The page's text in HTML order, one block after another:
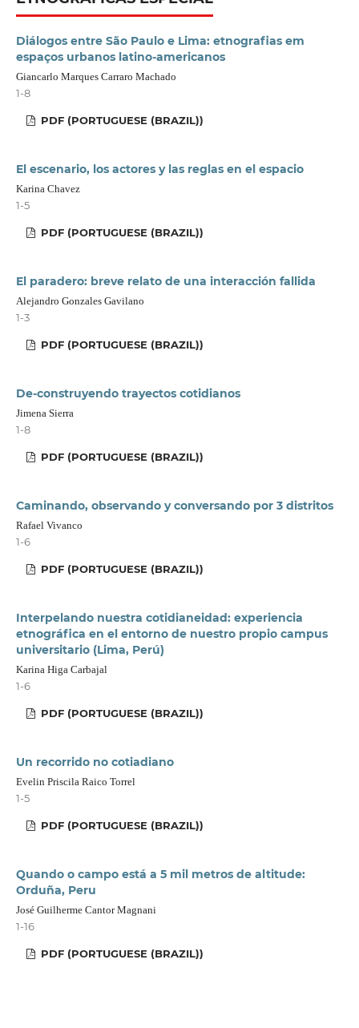
Diálogos entre São Paulo e Lima: etnografias em
espaços urbanos latino-americanos
Giancarlo Marques Carraro Machado
1-8
PDF (PORTUGUESE (BRAZIL))
El escenario, los actores y las reglas en el espacio
Karina Chavez
1-5
PDF (PORTUGUESE (BRAZIL))
El paradero: breve relato de una interacción fallida
Alejandro Gonzales Gavilano
1-3
PDF (PORTUGUESE (BRAZIL))
De-construyendo trayectos cotidianos
Jimena Sierra
1-8
PDF (PORTUGUESE (BRAZIL))
Caminando, observando y conversando por 3 distritos
Rafael Vivanco
1-6
PDF (PORTUGUESE (BRAZIL))
Interpelando nuestra cotidianeidad: experiencia
etnográfica en el entorno de nuestro propio campus
universitario (Lima, Perú)
Karina Higa Carbajal
1-6
PDF (PORTUGUESE (BRAZIL))
Un recorrido no cotiadiano
Evelin Priscila Raico Torrel
1-5
PDF (PORTUGUESE (BRAZIL))
Quando o campo está a 5 mil metros de altitude:
Orduña, Peru
José Guilherme Cantor Magnani
1-16
PDF (PORTUGUESE (BRAZIL))